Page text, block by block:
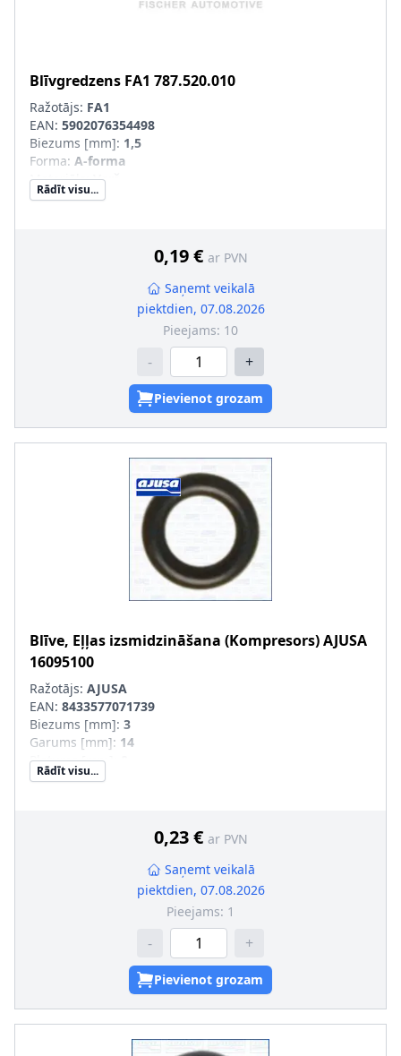
Blīvgredzens FA1 787.520.010
Ražotājs: FA1
EAN: 5902076354498
Biezums [mm]: 1,5
Forma: A-forma
Materiāls:Varš
Iekšējais diametrs [mm]
Rādīt visu...
0,19 € ar PVN
Saņemt veikalā
piektdien, 07.08.2026
Pieejams: 10
- +
Pievienot grozam
Blīve, Eļļas izsmidzināšana (Kompresors)AJUSA
16095100
Ražotājs: AJUSA
EAN: 8433577071739
Biezums [mm]: 3
Garums [mm]: 14
Platums [mm]
Rādīt visu...
0,23 € ar PVN
Saņemt veikalā
piektdien, 07.08.2026
Pieejams: 1
- +
Pievienot grozam